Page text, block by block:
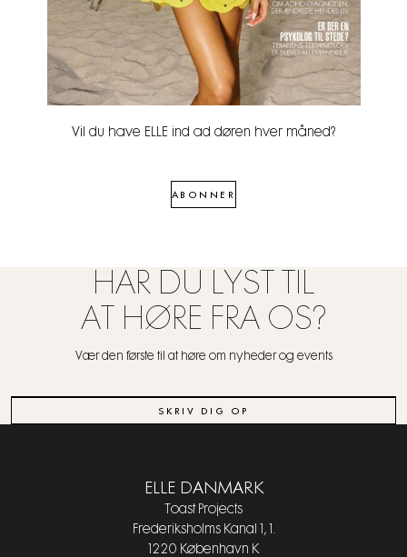
Vil du have ELLE ind ad døren hver måned?
ABONNER
HAR DU LYST TIL
AT HØRE FRA OS?
Vær den første til at høre om nyheder og events
SKRIV DIG OP
ELLE DANMARK
Toast Projects
Frederiksholms Kanal 1, 1.
1220 København K